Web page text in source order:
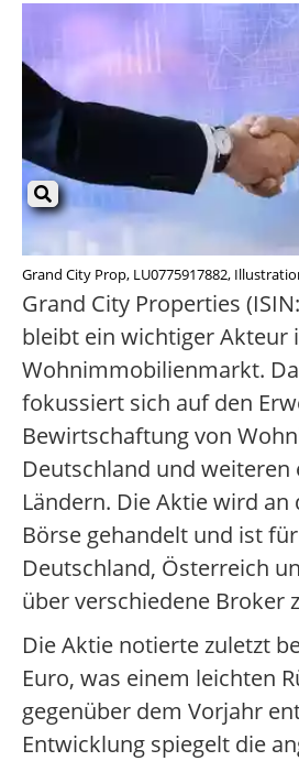
Grand City Prop, LU0775917882,
Grand City Properties
bleibt ein wichtiger Akteur
Wohnimmobilienmarkt.
fokussiert sich auf den
Bewirtschaftung von
Deutschland und weiteren
Ländern. Die Aktie wird
Börse gehandelt und ist
Deutschland, Österreich
über verschiedene Broker
Die Aktie notierte zuletzt
Euro, was einem leichten
gegenüber dem Vorjahr
Entwicklung spiegelt die